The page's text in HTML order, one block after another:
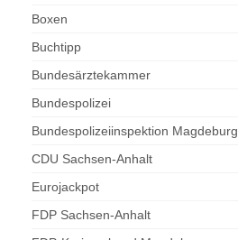
Boxen
Buchtipp
Bundesärztekammer
Bundespolizei
Bundespolizeiinspektion Magdeburg
CDU Sachsen-Anhalt
Eurojackpot
FDP Sachsen-Anhalt